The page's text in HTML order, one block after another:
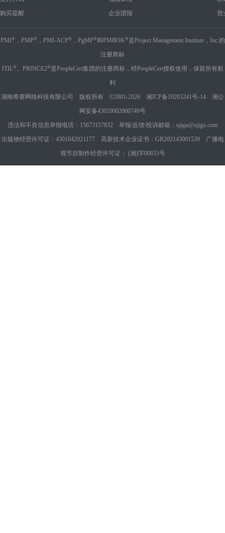
购买提醒
企业团报
营
PMI ®，PMP®，PMI-ACP®，PgMP®和PMBOK®是Project Management Institute，Inc.的
注册商标
ITIL®、PRINCE2®是PeopleCert集团的注册商标，经PeopleCert授权使用，保留所有权
利
湖南希赛网络科技有限公司 版权所有 ©2001-2026 湘ICP备10203241号-14
湘公
网安备43019002000749号
违法和不良信息举报电话：15673157832 举报/反馈/投诉邮箱：ujigu@ujigu.com
出版物经营许可证：4301042021177 高新技术企业证书：GR202143001539 广播电
视节目制作经营许可证： (湘)字00833号